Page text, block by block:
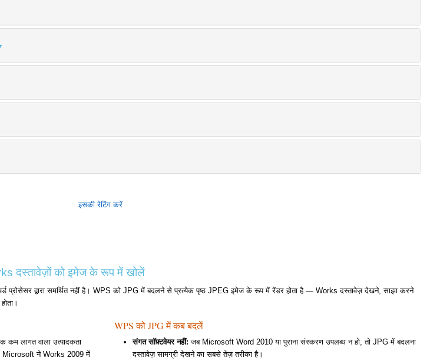
इसकी रेटिंग करें
दस्तावेज़ों को इमेज के रूप में खोलें
द्वारा समर्थित नहीं है। WPS को JPG में बदलने से प्रत्येक पृष्ठ JPEG इमेज के रूप में रेंडर होता है — Works दस्तावेज़ देखने, साझा करने
कम लागत वाला उत्पादकता
ने Works 2009 में
WPS को JPG में कब बदलें
संगत सॉफ़्टवेयर नहीं: जब Microsoft Word 2010 या पुराना संस्करण उपलब्ध न हो, तो JPG में बदलना
दस्तावेज़ सामग्री देखने का सबसे तेज़ तरीका है।